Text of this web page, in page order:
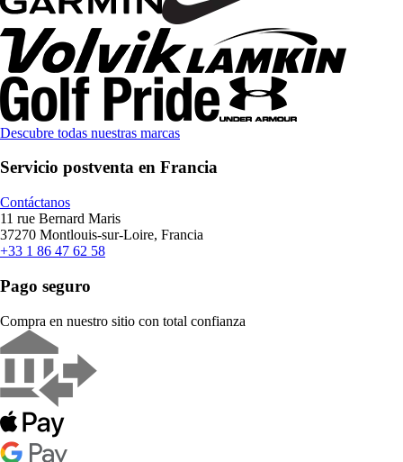
Descubre todas nuestras marcas
Servicio postventa en Francia
Contáctanos
11 rue Bernard Maris
37270 Montlouis-sur-Loire, Francia
+33 1 86 47 62 58
Pago seguro
Compra en nuestro sitio con total confianza